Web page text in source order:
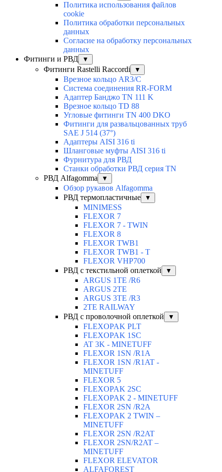
Политика использования файлов
cookie
Политика обработки персональных
данных
Согласие на обработку персональных
данных
Фитинги и РВД
▼
Фитинги Rastelli Raccordi ▼
Врезное кольцо AR3/C
Система соединения RR-FORM
Адаптер Банджо TN 111 K
Врезное кольцо TD 88
Угловые фитинги TN 400 DKO
Фитинги для развальцованных труб
SAE J 514 (37°)
Адаптеры AISI 316 ti
Шланговые муфты AISI 316 ti
Фурнитура для РВД
Станки обработки РВД серия TN
РВД Alfagomma
▼
Обзор рукавов Alfagomma
РВД термопластичные
▼
MINIMESS
FLEXOR 7
FLEXOR 7 - TWIN
FLEXOR 8
FLEXOR TWB1
FLEXOR TWB1 - T
FLEXOR VHP700
РВД с текстильной оплеткой
▼
ARGUS 1TE /R6
ARGUS 2TЕ
ARGUS 3TE /R3
2TE RAILWAY
РВД с проволочной оплеткой
▼
FLEXOPAK PLT
FLEXOPAK 1SС
AT 3K - MINETUFF
FLEXOR 1SN /R1A
FLEXOR 1SN /R1AT -
MINETUFF
FLEXOR 5
FLEXOPAK 2SС
FLEXOPAK 2 - MINETUFF
FLEXOR 2SN /R2A
FLEXOPAK 2 TWIN –
MINETUFF
FLEXOR 2SN /R2AT
FLEXOR 2SN/R2AT –
MINETUFF
FLEXOR ELEVATOR
ALFAFOREST